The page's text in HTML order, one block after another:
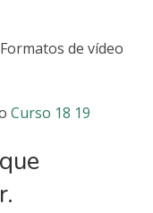
de vídeo
Curso 18 19